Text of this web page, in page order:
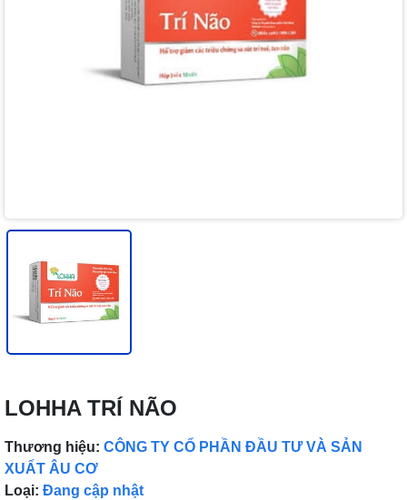
LOHHA TRÍ NÃO
Thương hiệu: CÔNG TY CỔ PHẦN ĐẦU TƯ VÀ SẢN
XUẤT ÂU CƠ
Loại: Đang cập nhật